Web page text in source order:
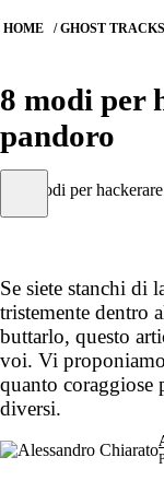
HOME GHOST TRACKS
8 modi per
pandoro
Se siete stanchi di
tristemente dentro
buttarlo, questo
voi. Vi
quanto coraggiose
diversi.